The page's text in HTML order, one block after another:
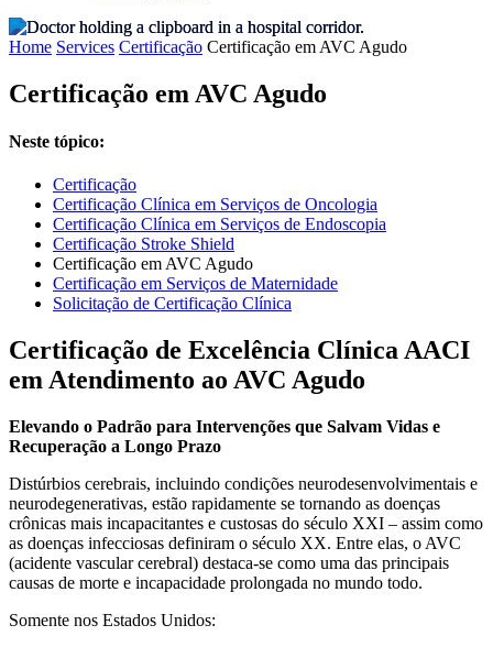
Home Services Certificação Certificação em AVC Agudo
Certificação em AVC Agudo
Neste tópico:
Certificação
Certificação Clínica em Serviços de Oncologia
Certificação Clínica em Serviços de Endoscopia
Certificação Stroke Shield
Certificação em AVC Agudo
Certificação em Serviços de Maternidade
Solicitação de Certificação Clínica
Certificação de Excelência Clínica AACI
em Atendimento ao AVC Agudo
Elevando o Padrão para Intervenções que Salvam Vidas e
Recuperação a Longo Prazo
Distúrbios cerebrais, incluindo condições neurodesenvolvimentais e
neurodegenerativas, estão rapidamente se tornando as doenças
crônicas mais incapacitantes e custosas do século XXI – assim como
as doenças infecciosas definiram o século XX. Entre elas, o AVC
(acidente vascular cerebral) destaca-se como uma das principais
causas de morte e incapacidade prolongada no mundo todo.
Somente nos Estados Unidos: